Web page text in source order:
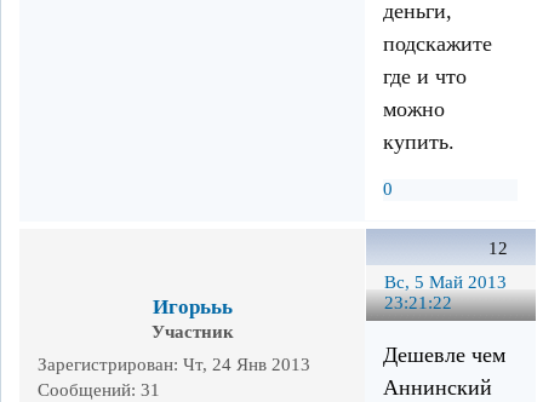
деньги,
подскажите
где и что
можно
купить.
0
12
Вс, 5 Май 2013
23:21:22
Игорььь
Участник
Зарегистрирован: Чт, 24 Янв 2013
Сообщений: 31
Дешевле чем
Аннинский